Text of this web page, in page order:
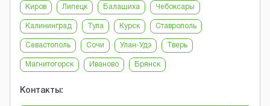
Киров Липецк Балашиха Чебоксары
Калининград Тула Курск Ставрополь
Севастополь Сочи Улан-Удэ Тверь
Магнитогорск Иваново Брянск
Контакты: